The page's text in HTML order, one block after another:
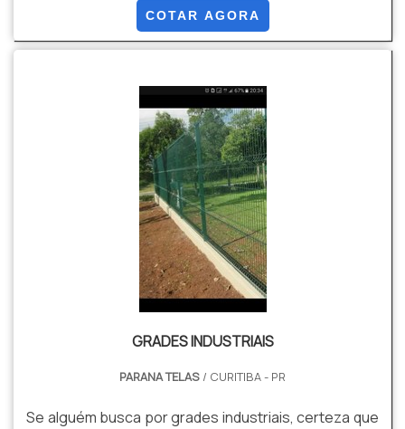
benefício bastante superior, podendo ser
encontradas em Sorocaba e Itu.Esta qualidade por
termos de: Valores de materiais; Mão de obra;
Tempo de instalaçã...
COTAR AGORA
GRADES INDUSTRIAIS
PARANA TELAS / CURITIBA - PR
Se alguém busca por grades industriais, certeza que